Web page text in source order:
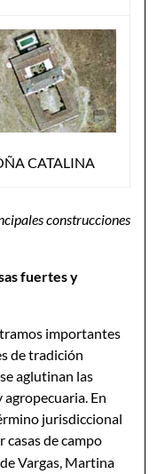
CATALINA
construcciones
fuertes y
importantes
de tradición
aglutinan las
En
jurisdiccional
casas de campo
Vargas, Martina